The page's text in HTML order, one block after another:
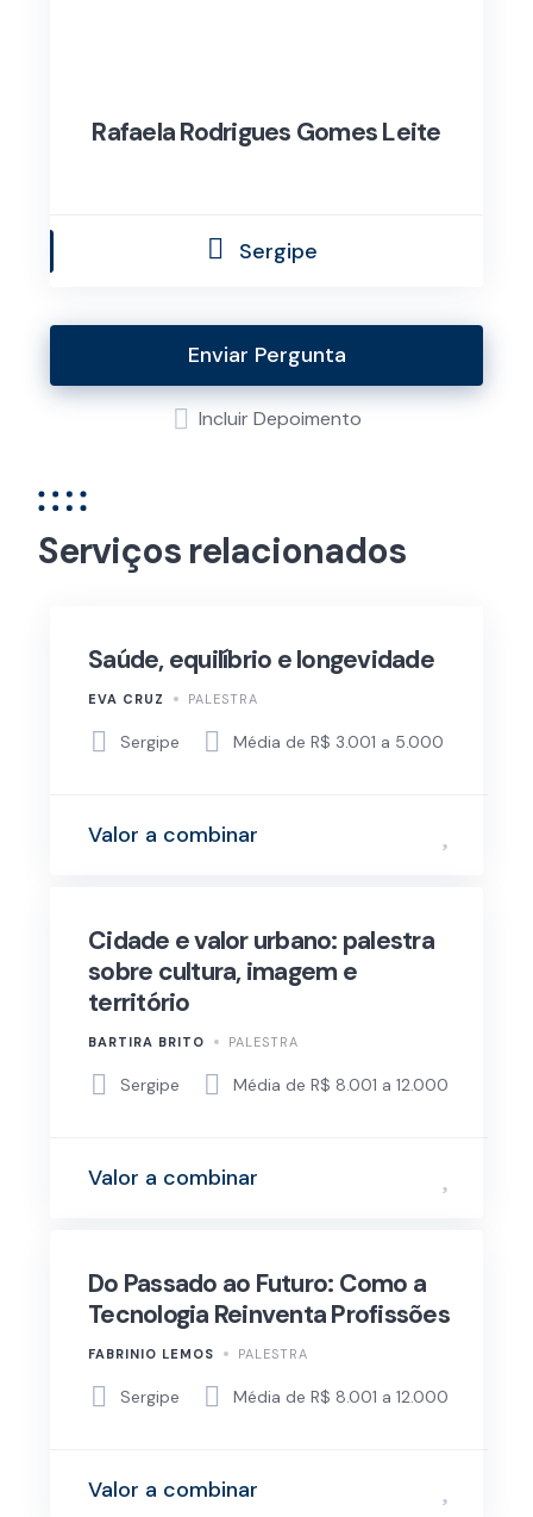
Rafaela Rodrigues Gomes Leite
Sergipe
Enviar Pergunta
Incluir Depoimento
Serviços relacionados
Saúde, equilíbrio e longevidade
EVA CRUZ PALESTRA
Sergipe Média de R$ 3.001 a 5.000
Valor a combinar
Cidade e valor urbano: palestra
sobre cultura, imagem e
território
BARTIRA BRITO PALESTRA
Sergipe Média de R$ 8.001 a 12.000
Valor a combinar
Do Passado ao Futuro: Como a
Tecnologia Reinventa Profissões
FABRINIO LEMOS PALESTRA
Sergipe Média de R$ 8.001 a 12.000
Valor a combinar